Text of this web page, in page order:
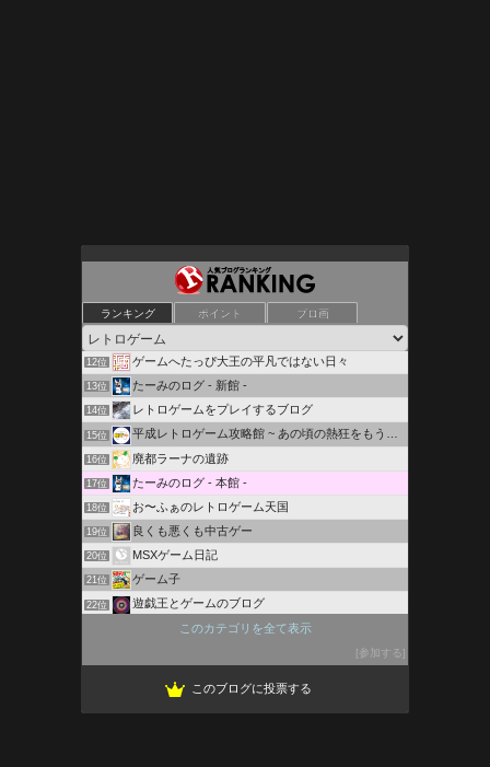
ランキング ポイント ブロ画
10位 Lazy Daisy
11位 レトロゲームを３分間・・・。
12位 ゲームへたっぴ大王の平凡ではない日々
13位 たーみのログ - 新館 -
14位 レトロゲームをプレイするブログ
15位 平成レトロゲーム攻略館 ~ あの頃の熱狂をもう一度
16位 廃都ラーナの遺跡
17位 たーみのログ - 本館 -
18位 お〜ふぁのレトロゲーム天国
19位 良くも悪くも中古ゲー
20位 MSXゲーム日記
21位 ゲーム子
22位 遊戯王とゲームのブログ
ちばっしーのドラクエブログ
このカテゴリを全て表示
参加する
このブログに投票する